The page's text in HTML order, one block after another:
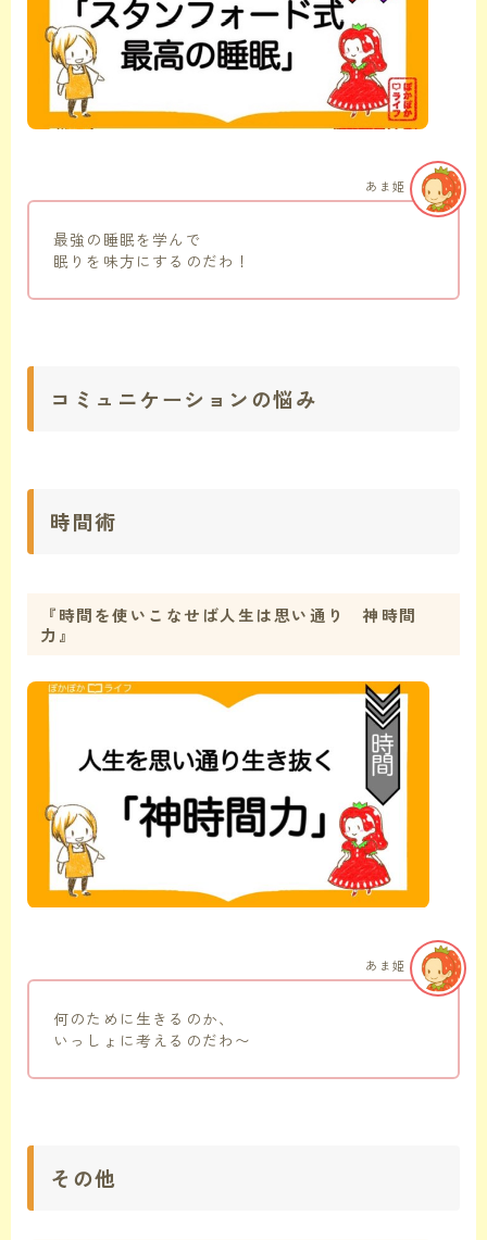
最強の睡眠を学んで
眠りを味方にするのだわ！
あま姫
コミュニケーションの悩み
時間術
『時間を使いこなせば人生は思い通り 神時間
力』
何のために生きるのか、
いっしょに考えるのだわ〜
あま姫
その他